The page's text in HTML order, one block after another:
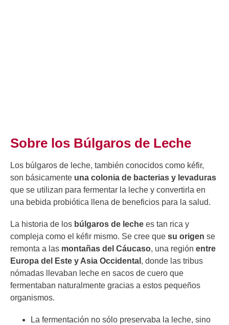
Sobre los Búlgaros de Leche
Los búlgaros de leche, también conocidos como kéfir,
son básicamente una colonia de bacterias y levaduras
que se utilizan para fermentar la leche y convertirla en
una bebida probiótica llena de beneficios para la salud.
La historia de los búlgaros de leche es tan rica y
compleja como el kéfir mismo. Se cree que su origen se
remonta a las montañas del Cáucaso, una región entre
Europa del Este y Asia Occidental , donde las tribus
nómadas llevaban leche en sacos de cuero que
fermentaban naturalmente gracias a estos pequeños
organismos.
La fermentación no sólo preservaba la leche, sino